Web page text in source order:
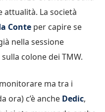
La società
Conte per capire se
nella sessione
colone dei TMW.
ma tra i
ora) c’è anche Dedic,